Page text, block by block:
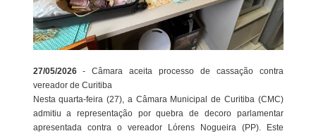
27/05/2026- Câmara aceita processo de cassação contra
vereador de Curitiba
Nesta quarta-feira (27), a Câmara Municipal de Curitiba (CMC)
admitiu a representação por quebra de decoro parlamentar
apresentada contra o vereador Lórens Nogueira (PP). Este